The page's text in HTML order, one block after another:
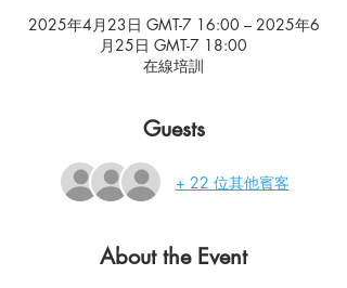
2025年4月23日 GMT-7 16:00 – 2025年6
月25日 GMT-7 18:00
在線培訓
Guests
+ 22 位其他賓客
About the Event